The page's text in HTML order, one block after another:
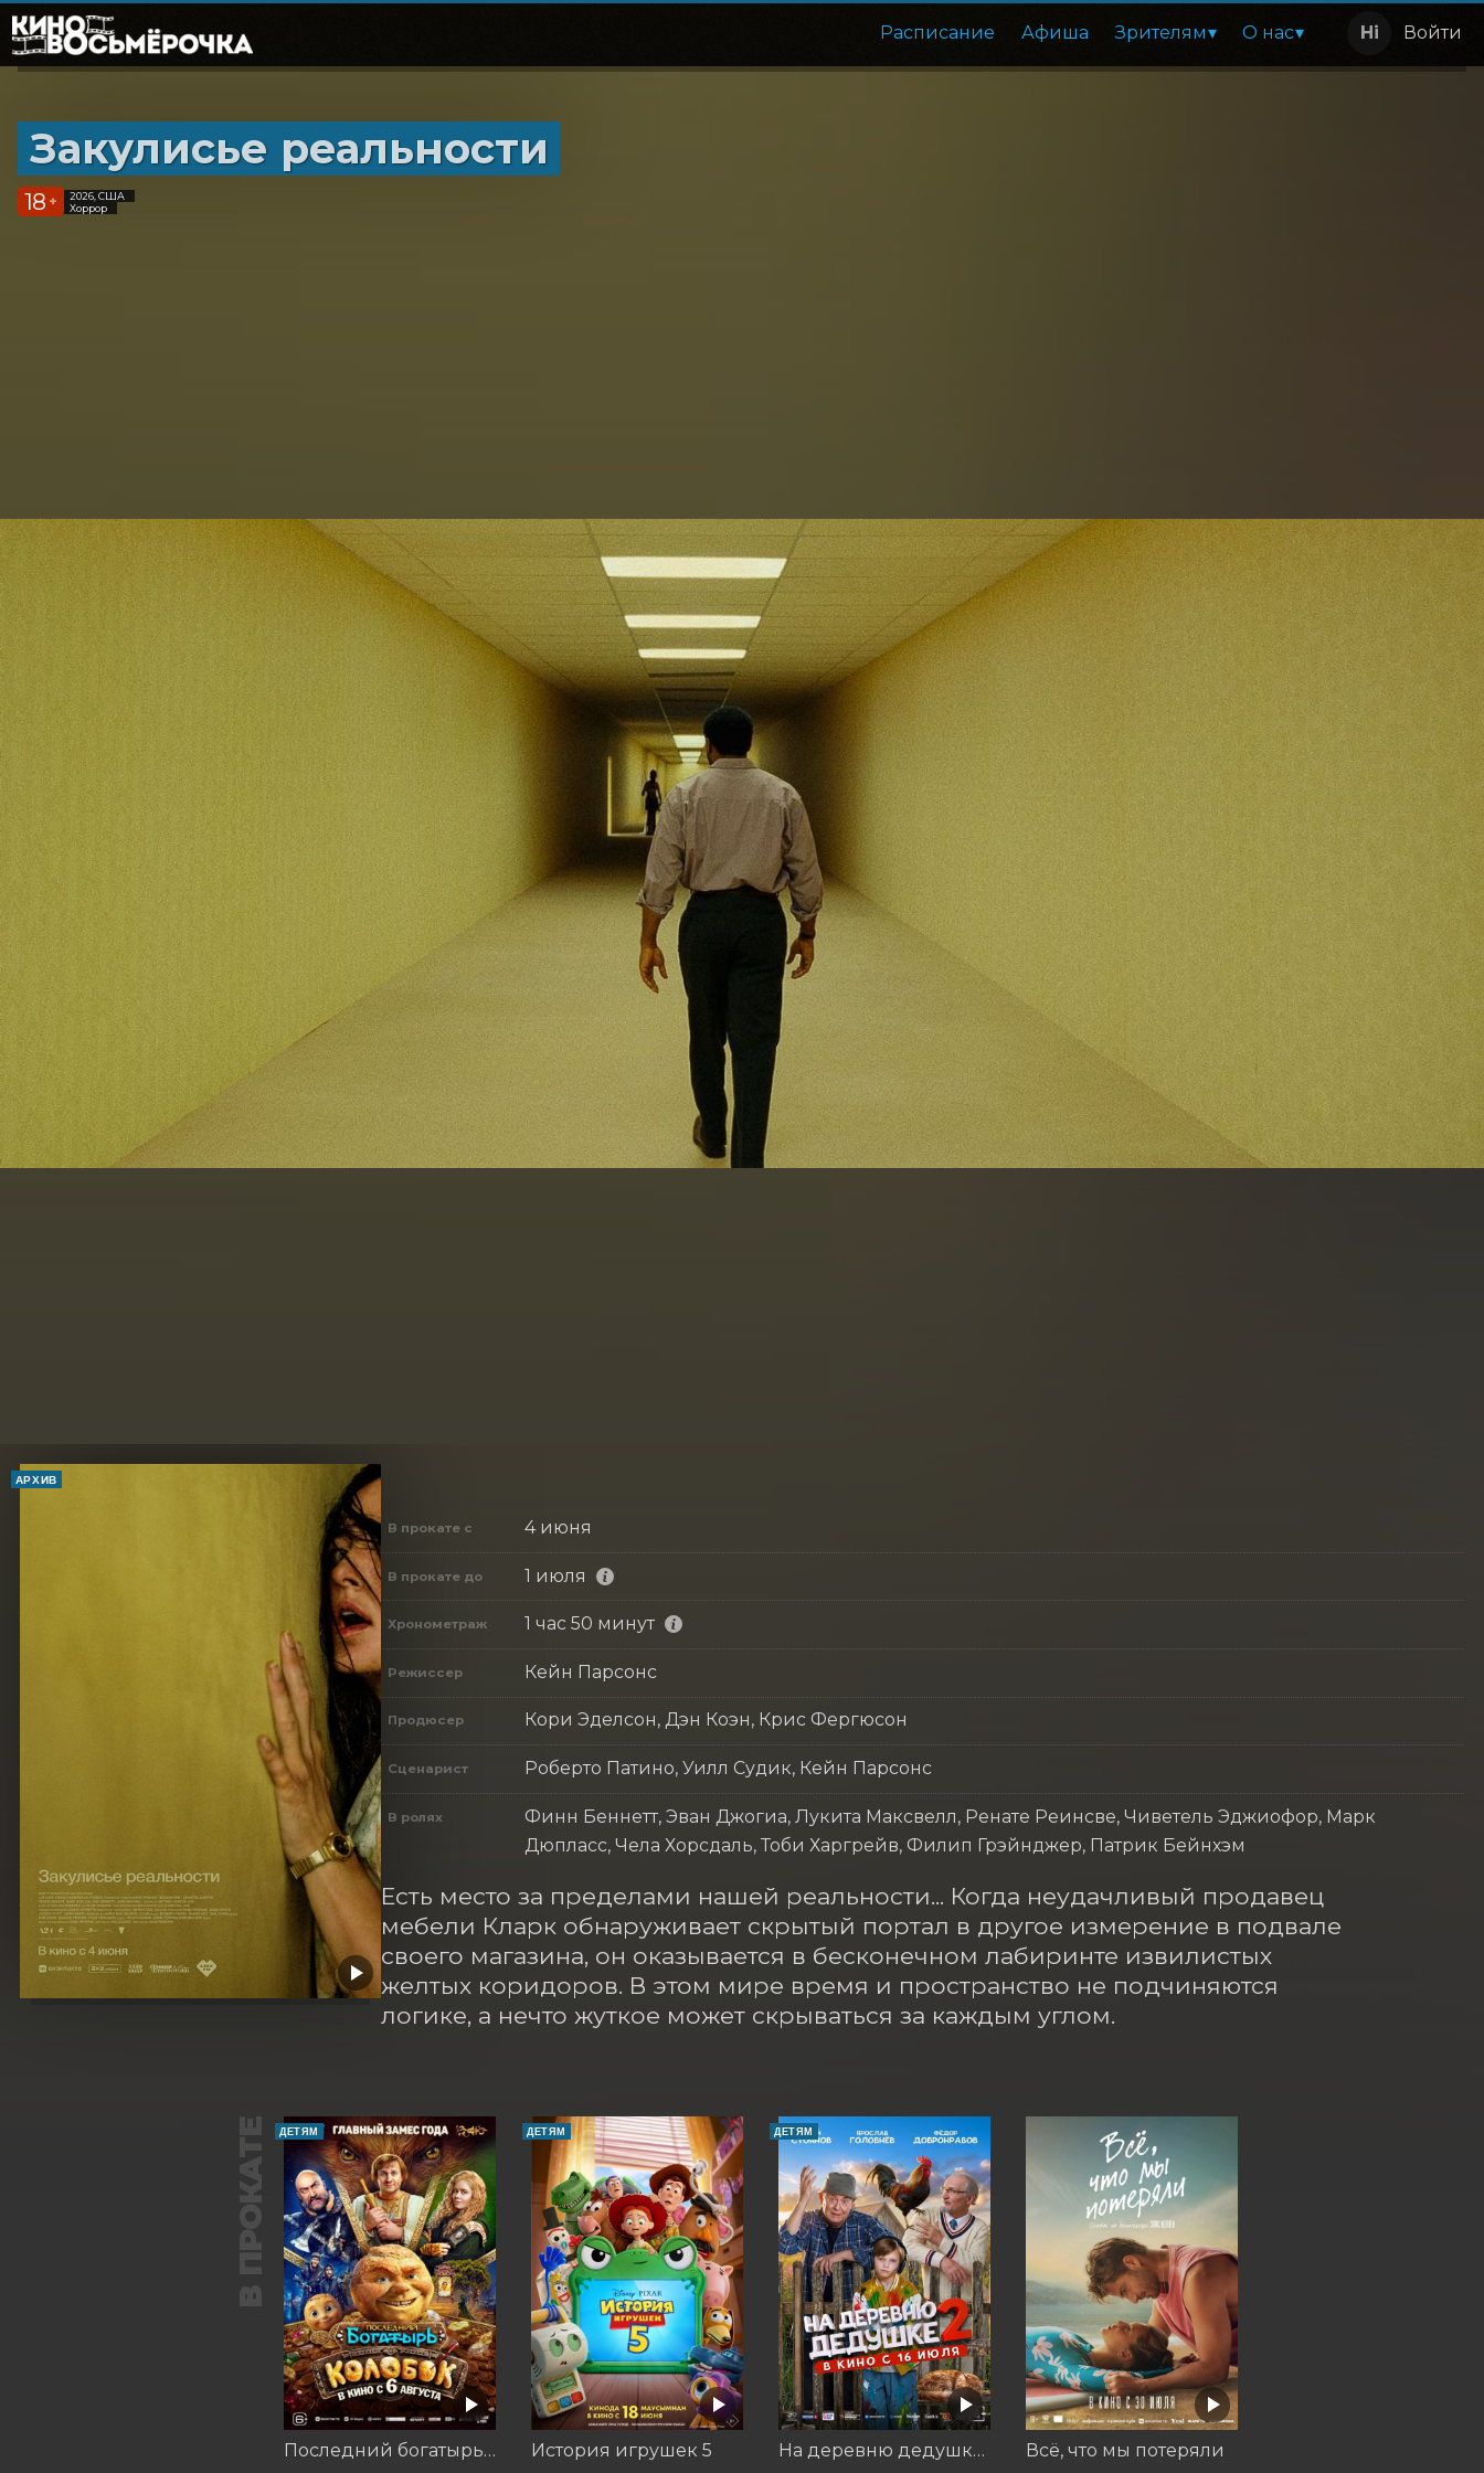
Расписание Афиша Зрителям О нас Войти
Закулисье реальности
18 +
2026, США
Хоррор
АРХИВ
В прокате с 4 июня
В прокате до 1 июля
Хронометраж 1 час 50 минут
Режиссер Кейн Парсонс
Продюсер Кори Эделсон, Дэн Коэн, Крис Фергюсон
Сценарист Роберто Патино, Уилл Судик, Кейн Парсонс
В ролях
Финн Беннетт, Эван Джогиа, Лукита Максвелл, Ренате Реинсве, Чиветель Эджиофор, Марк
Дюпласс, Чела Хорсдаль, Тоби Харгрейв, Филип Грэйнджер, Патрик Бейнхэм
Есть место за пределами нашей реальности... Когда неудачливый продавец
мебели Кларк обнаруживает скрытый портал в другое измерение в подвале
своего магазина, он оказывается в бесконечном лабиринте извилистых
желтых коридоров. В этом мире время и пространство не подчиняются
логике, а нечто жуткое может скрываться за каждым углом.
В ПРОКАТЕ ДЕТЯМ
Последний богатырь. Колобок
ДЕТЯМ
История игрушек 5
ДЕТЯМ
На деревню дедушке 2 Всё, что мы потеряли